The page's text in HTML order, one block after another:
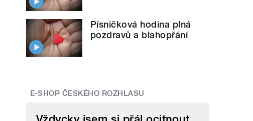
Písničková hodina plná
pozdravů a blahopřání
E-SHOP ČESKÉHO ROZHLASU